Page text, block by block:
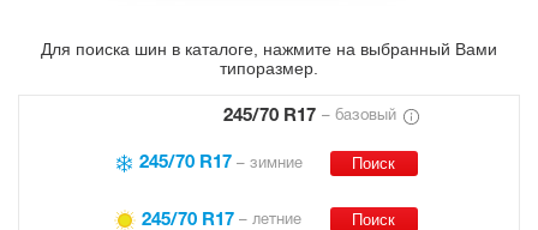
Для поиска шин в каталоге, нажмите на выбранный Вами
типоразмер.
245/70 R17 – базовый
245/70 R17 – зимние
245/70 R17 – летние